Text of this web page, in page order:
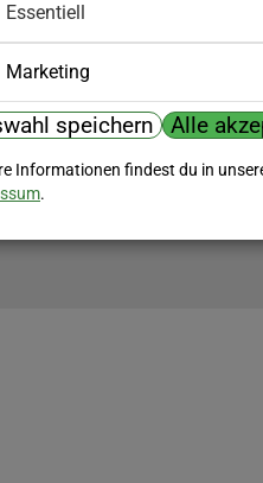
Essentiell
Marketing
speichern Alle
Informationen findest du in
.